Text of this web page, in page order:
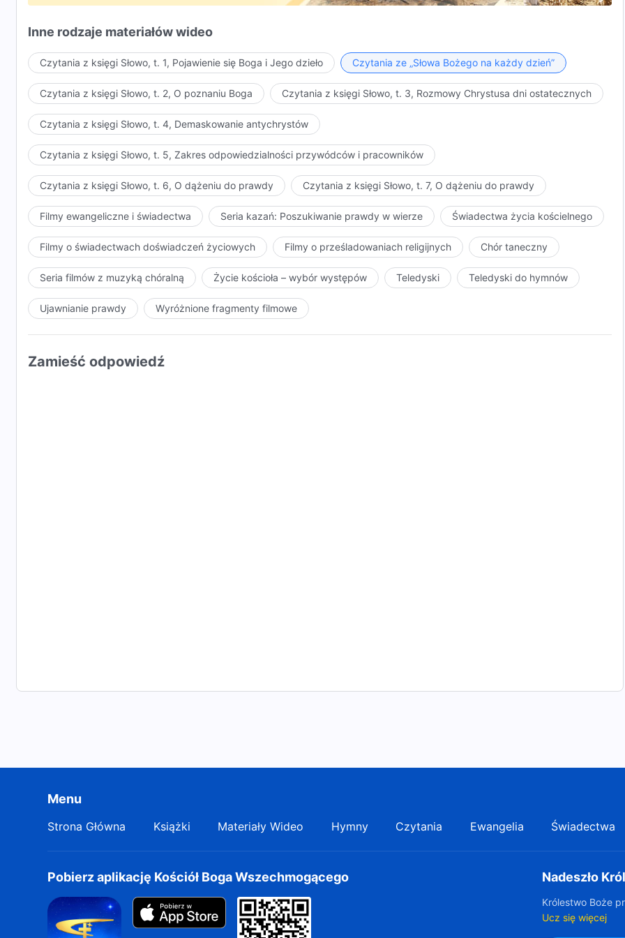
są ludźmi, którzy żyją pod wpływem ciemności. Wszyscy ci, którzy nie potrafią szczerze kochać Boga,
którzy nie dążą do prawdy i którzy nie skupiają się na przekształcaniu swojego usposobienia, są ludźmi,
którzy żyją pod wpływem ciemności.
Inne rodzaje materiałów wideo
Czytania z księgi Słowo, t. 1, Pojawienie się Boga i Jego dzieło Czytania ze „Słowa Bożego na każdy dzień”
Czytania z księgi Słowo, t. 2, O poznaniu Boga Czytania z księgi Słowo, t. 3, Rozmowy Chrystusa dni ostatecznych
Czytania z księgi Słowo, t. 4, Demaskowanie antychrystów
Czytania z księgi Słowo, t. 5, Zakres odpowiedzialności przywódców i pracowników
Czytania z księgi Słowo, t. 6, O dążeniu do prawdy Czytania z księgi Słowo, t. 7, O dążeniu do prawdy
Filmy ewangeliczne i świadectwa Seria kazań: Poszukiwanie prawdy w wierze Świadectwa życia kościelnego
Filmy o świadectwach doświadczeń życiowych Filmy o prześladowaniach religijnych Chór taneczny
Seria filmów z muzyką chóralną Życie kościoła – wybór występów Teledyski Teledyski do hymnów
Ujawnianie prawdy Wyróżnione fragmenty filmowe
Zamieść odpowiedź
Menu
Strona Główna Książki Materiały Wideo Hymny Czytania Ewangelia Świadectwa
Pobierz aplikację Kościół Boga Wszechmogącego Nadeszło
Królestwo Boże
Ucz się więcej